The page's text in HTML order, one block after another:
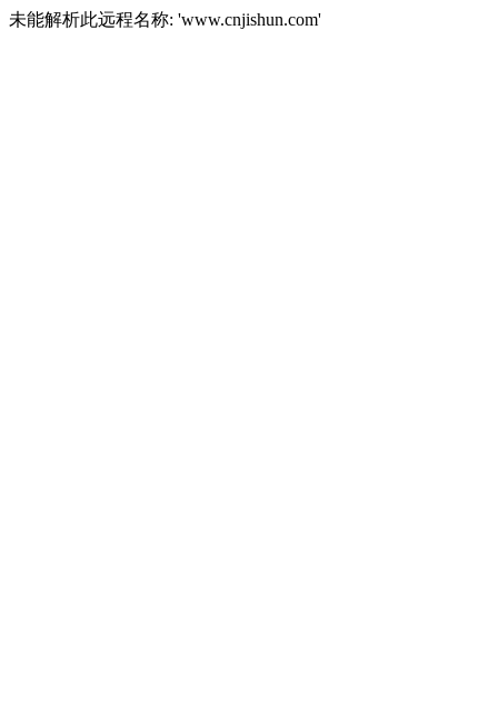
未能解析此远程名称: 'www.cnjishun.com'